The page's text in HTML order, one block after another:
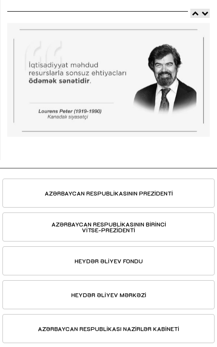
AZƏRBAYCAN RESPUBLİKASININ PREZİDENTİ
AZƏRBAYCAN RESPUBLİKASININ BİRİNCİ
VİTSE-PREZİDENTİ
HEYDƏR ƏLİYEV FONDU
HEYDƏR ƏLİYEV MƏRKƏZİ
AZƏRBAYCAN RESPUBLİKASI NAZİRLƏR KABİNETİ